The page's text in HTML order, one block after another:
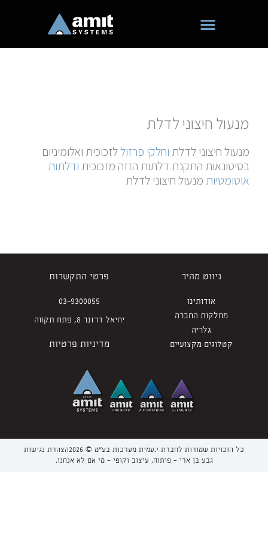
מנעול חיצוני לדלת
מנעול חיצוני לדלת וחלקי פרזוללזכוכית ואלומיניום
בסיטונאות התקנת דלתות הזזה מזכוכית ודלתות
אוטומטיותמנעול חיצוני לדלת
ניווט מהיר
אודותינו
מחלקות החברה
גלריה
קטלוגים מקצועיים
פרטי התקשרות
03-9300055
יחיאל דרזנר 8, פתח תקווה
מדיניות פרטיות
כל הזכויות שמורות לחברת י.עמית מערכות בע“מ © 2026
הצהרת נגישות
גבע בן ארי - פיתוח, עיצוב וקופי - מי אם לא אנחנו.